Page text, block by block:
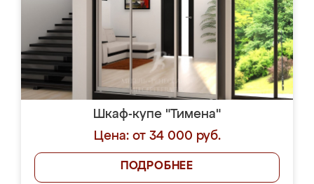
Шкаф-купе "Тимена"
Цена: от 34 000 руб.
ПОДРОБНЕЕ